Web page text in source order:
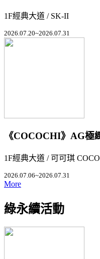
1F經典大道 / SK-II
2026.07.20~2026.07.31
《COCOCHI》AG極
1F經典大道 / 可可琪
2026.07.06~2026.07.31
More
綠永續活動